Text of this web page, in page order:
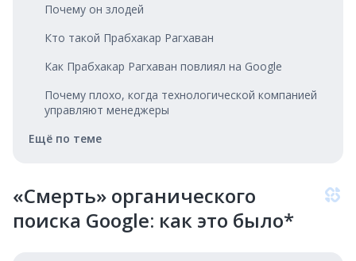
Почему он злодей
Кто такой Прабхакар Рагхаван
Как Прабхакар Рагхаван повлиял на Google
Почему плохо, когда технологической компанией
управляют менеджеры
Ещё по теме
«Смерть» органического
поиска Google: как это было*